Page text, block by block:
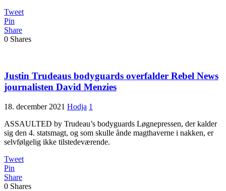
Tweet
Pin
Share
0 Shares
Justin Trudeaus bodyguards overfalder Rebel News
journalisten David Menzies
18. december 2021 Hodja 1
ASSAULTED by Trudeau’s bodyguards Løgnepressen, der kalder
sig den 4. statsmagt, og som skulle ånde magthaverne i nakken, er
selvfølgelig ikke tilstedeværende.
Tweet
Pin
Share
0 Shares